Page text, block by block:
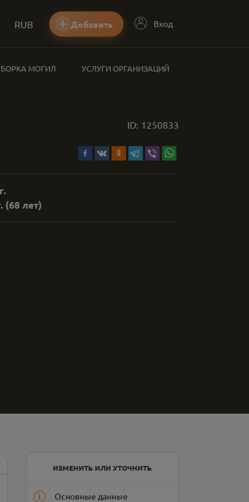
RUB Добавить Вход
МОГИЛ УСЛУГИ ОРГАНИЗАЦИЙ
ID: 1250833
(68 лет)
ИЗМЕНИТЬ ИЛИ УТОЧНИТЬ
Основные данные